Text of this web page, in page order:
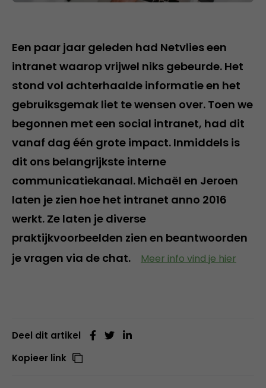
Een paar jaar geleden had Netvlies een
intranet waarop vrijwel niks gebeurde. Het
stond vol achterhaalde informatie en het
gebruiksgemak liet te wensen over. Toen we
begonnen met een social intranet, had dit
vanaf dag één grote impact. Inmiddels is
dit ons belangrijkste interne
communicatiekanaal. Michaël en Jeroen
laten je zien hoe het intranet anno 2016
werkt. Ze laten je diverse
praktijkvoorbeelden zien en beantwoorden
je vragen via de chat.
Meer info vind je hier
Deel dit artikel
Kopieer link